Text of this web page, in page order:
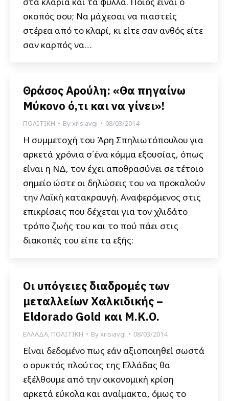
σκοπός σου; Να μάχεσαι να πιαστείς
στέρεα από το κλαρί, κι είτε σαν ανθός είτε
σαν καρπός να…
Θράσος Αρούλη: «Θα πηγαίνω
Μύκονο ό,τι και να γίνει»!
ΠΟΛΙΤΙΚΗ Byxrisiavgi 08/03/2014
Η συμμετοχή του Άρη Σπηλιωτόπουλου για
αρκετά χρόνια σ΄ένα κόμμα εξουσίας, όπως
είναι η ΝΔ, τον έχει αποθρασύνει σε τέτοιο
σημείο ώστε οι δηλώσεις του να προκαλούν
την Λαϊκή κατακραυγή. Αναφερόμενος στις
επικρίσεις που δέχεται για τον χλιδάτο
τρόπο ζωής του και το πού πάει στις
διακοπές του είπε τα εξής:
Οι υπόγειες διαδρομές των
μεταλλείων Χαλκιδικής –
Eldorado Gold και Μ.Κ.Ο.
ΕΛΛΑΔΑ, ΠΟΛΙΤΙΚΗ Byxrisiavgi 08/03/2014
Είναι δεδομένο πως εάν αξιοποιηθεί σωστά
ο ορυκτός πλούτος της Ελλάδας θα
εξέλθουμε από την οικονομική κρίση
αρκετά εύκολα και αναίμακτα, όμως το